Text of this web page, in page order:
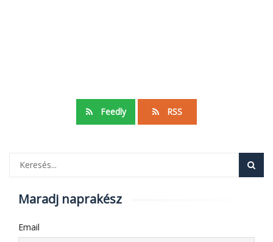
Feedly RSS
Maradj naprakész
Email